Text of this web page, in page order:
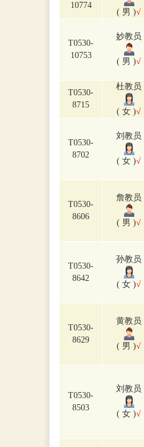
10774
( 男 )√
T0530-
10753
妙教员
( 男 )√
T0530-
8715
杜教员
( 女 )√
T0530-
8702
刘教员
( 女 )√
T0530-
8606
詹教员
( 男 )√
T0530-
8642
孙教员
( 女 )√
T0530-
8629
黄教员
( 男 )√
T0530-
8503
刘教员
( 女 )√